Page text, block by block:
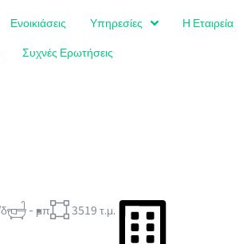
Ενοικιάσεις Υπηρεσίες
Η Εταιρεία
Συχνές Ερωτήσεις
- μπ 3519 τ.μ.